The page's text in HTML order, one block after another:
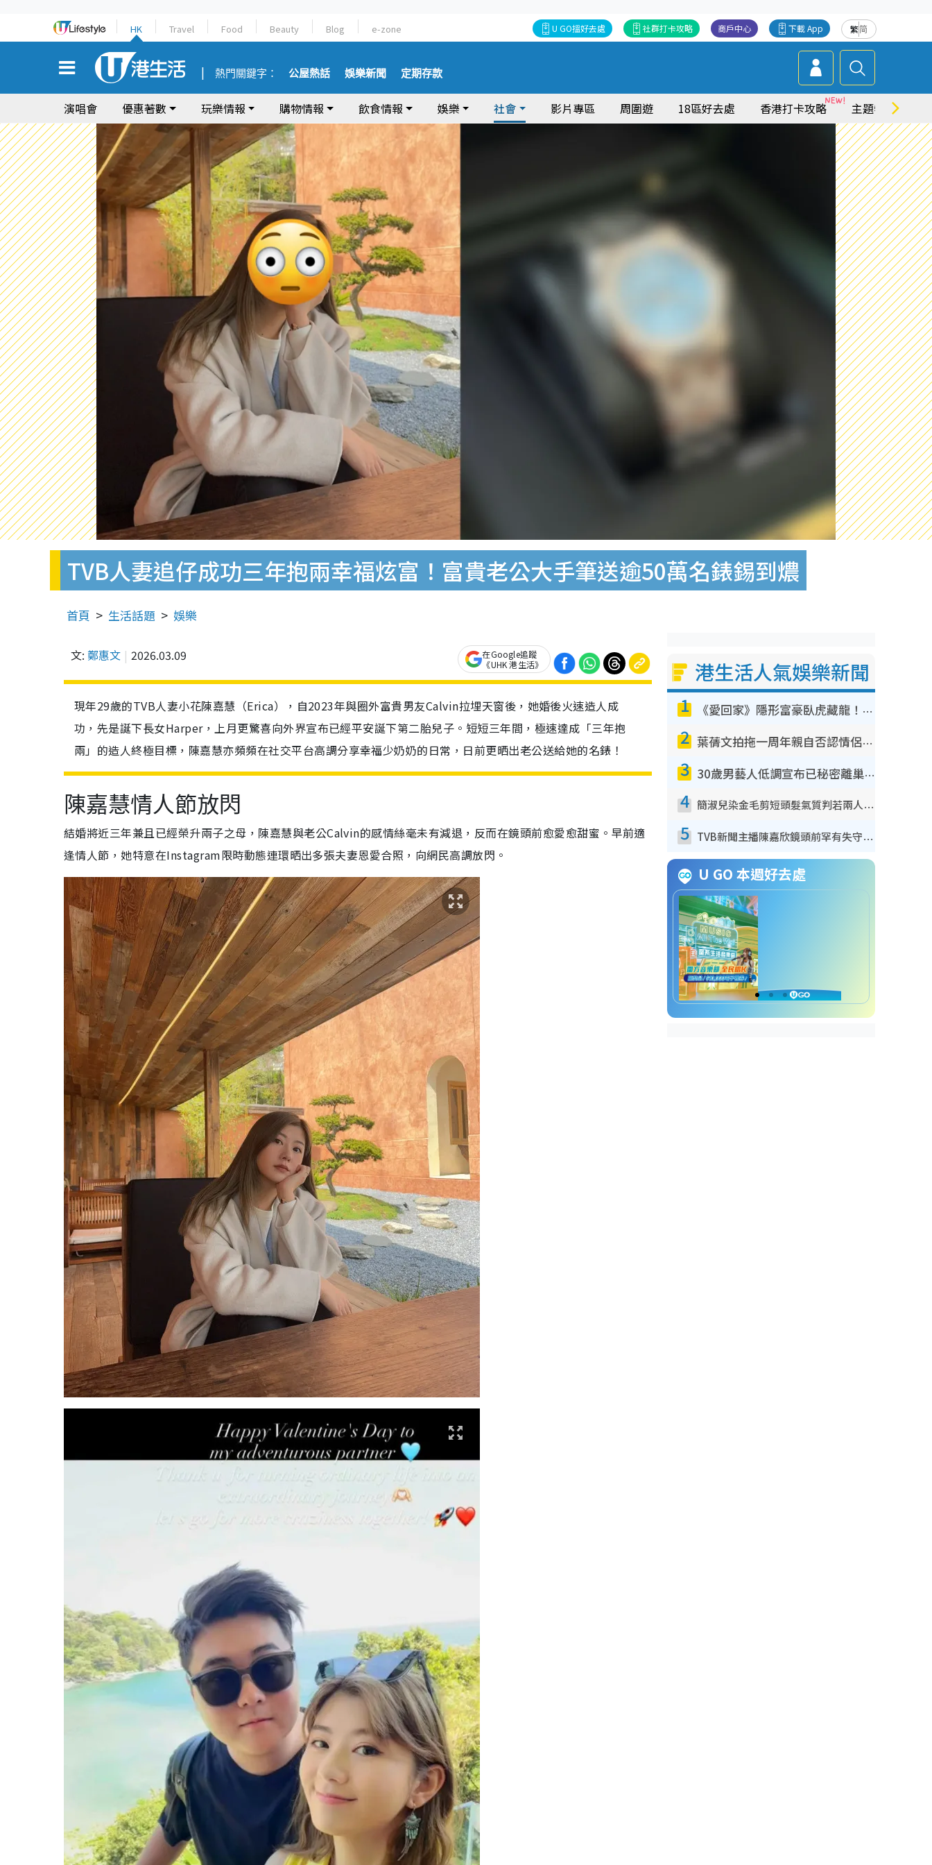
HK Travel Food Beauty Blog e-zone 繁简
下載 App
商戶中心
社群打卡攻略
U GO搵好去處
熱門關鍵字： 公屋熱話 娛樂新聞 定期存款
演唱會 優惠著數 玩樂情報 購物情報 飲食情報 娛樂 社會 影片專區 周圍遊 18區好去處 香港打卡攻略 主題特集
TVB人妻追仔成功三年抱兩幸福炫富！富貴老公大手筆送逾50萬名錶錫到燶
首頁 生活話題 娛樂
文: 鄭惠文 2026.03.09
在Google追蹤
《UHK 港生活》
現年29歲的TVB人妻小花陳嘉慧（Erica），自2023年與圈外富貴男友Calvin拉埋天窗後，她婚後火速造人成
功，先是誕下長女Harper，上月更驚喜向外界宣布已經平安誕下第二胎兒子。短短三年間，極速達成「三年抱
兩」的造人終極目標，陳嘉慧亦頻頻在社交平台高調分享幸福少奶奶的日常，日前更晒出老公送給她的名錶！
陳嘉慧情人節放閃
結婚將近三年兼且已經榮升兩子之母，陳嘉慧與老公Calvin的感情絲毫未有減退，反而在鏡頭前愈愛愈甜蜜。早前適
逢情人節，她特意在Instagram限時動態連環晒出多張夫妻恩愛合照，向網民高調放閃。
港生活人氣娛樂新聞
1 《愛回家》隱形富豪臥虎藏龍！盤點12位財氣逼人的有錢藝人：呢位靚女3億身家唔憂做
2 葉蒨文拍拖一周年親自否認情侶關係？！被質疑感情造假竟稱GM「普通同事」
3 30歲男藝人低調宣布已秘密離巢！人氣急跌變失蹤人口︰「這幾年過得並不容易」
4 簡淑兒染金毛剪短頭髮氣質判若兩人！嚇壞老公麥大力都認唔出：「你做咩事？」
5 TVB新聞主播陳嘉欣鏡頭前罕有失守！遭林超英一句說話突襲嚇親當場大笑
U GO 本週好去處